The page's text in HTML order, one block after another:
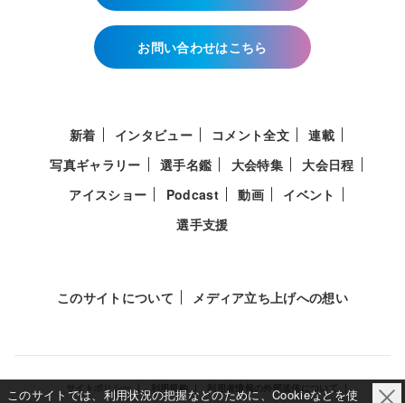
お問い合わせはこちら
新着 インタビュー コメント全文
連載
写真ギャラリー
選手名鑑 大会特集
大会日程
アイスショー
Podcast 動画
イベント
選手支援
このサイトについて メディア立ち上げへの想い
サイトポリシー 利用規約 利用者情報の外部送信について
このサイトでは、利用状況の把握などのために、Cookieなどを使